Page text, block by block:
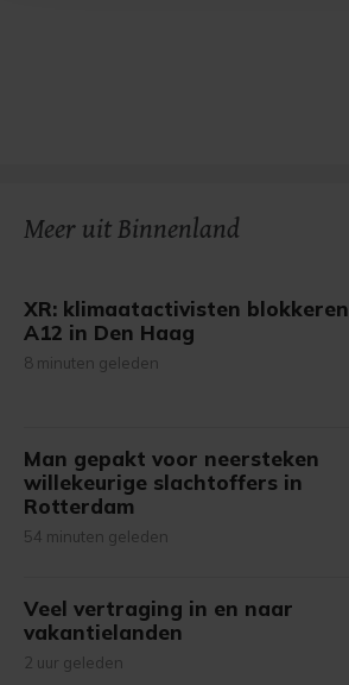
Meer uit Binnenland
XR: klimaatactivisten blokkeren
A12 in Den Haag
8 minuten geleden
Man gepakt voor neersteken
willekeurige slachtoffers in
Rotterdam
54 minuten geleden
Veel vertraging in en naar
vakantielanden
2 uur geleden